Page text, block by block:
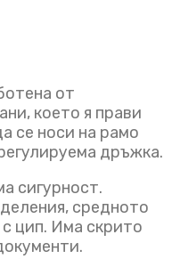
от
което я прави
се носи на рамо
дръжка.
сигурност.
средното
цип. Има скрито